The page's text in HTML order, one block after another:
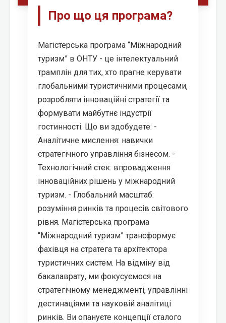
Про що ця програма?
Магістерська програма “Міжнародний
туризм” в ОНТУ - це інтелектуальний
трамплін для тих, хто прагне керувати
глобальними туристичними процесами,
розробляти інноваційні стратегії та
формувати майбутнє індустрії
гостинності. Що ви здобудете: -
Аналітичне мислення: навички
стратегічного управління бізнесом. -
Технологічний стек: впровадження
інноваційних рішень у міжнародний
туризм. - Глобальний масштаб:
розуміння ринків та процесів світового
рівня. Магістерська програма
“Міжнародний туризм” трансформує
фахівця на стратега та архітектора
туристичних систем. На відміну від
бакалаврату, ми фокусуємося на
стратегічному менеджменті, управлінні
дестинаціями та науковій аналітиці
ринків. Ви опануєте концепції сталого